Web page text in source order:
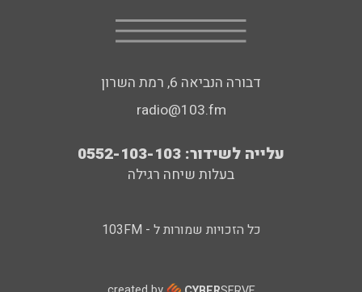
דבורה הנביאה 6, רמת השרון
radio@103.fm
עלייה לשידור: 0552-103-103
בעלות שיחה רגילה
כל הזכויות שמורות ל - 103FM